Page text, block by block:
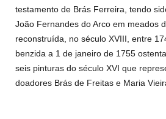
testamento de Brás Ferreira, tendo
João Fernandes do Arco em meados
reconstruída, no século XVIII, entre
benzida a 1 de janeiro de 1755
seis pinturas do século XVI que
doadores Brás de Freitas e Maria